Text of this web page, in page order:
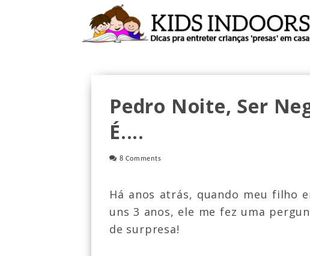
Pedro Noite, Ser
É....
8 Comments
Há anos atrás, quando meu filho
uns 3 anos, ele me fez uma
de surpresa!